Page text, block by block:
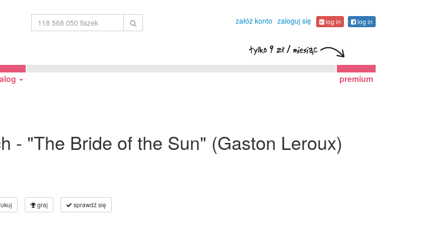
załóż konto zaloguj się log in log in
premium
- "The Bride of the Sun" (Gaston Leroux)
graj sprawdź się